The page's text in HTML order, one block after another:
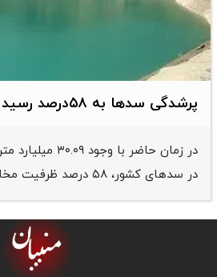
پرشدگی سدها به ۵۸درصد رسید
در زمان حاضر با
در سدهای کشور، ۵۸ درصد ظرفیت مخازن سدها پُر است.